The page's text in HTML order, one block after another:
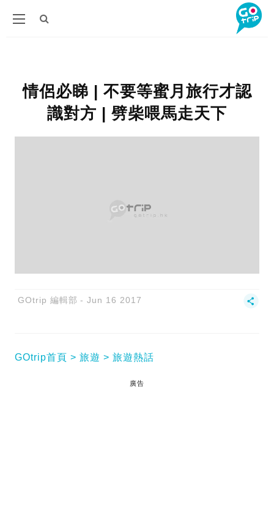
情侶必睇 | 不要等蜜月旅行才認
識對方 | 劈柴喂馬走天下
GOtrip 編輯部 Jun 16 2017
GOtrip首頁 旅遊 旅遊熱話
廣告